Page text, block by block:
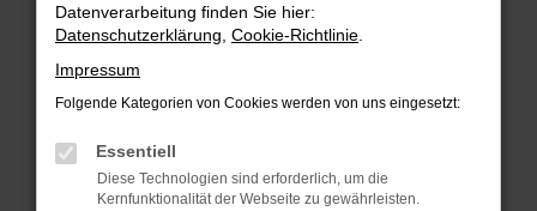
Überprüfe deine Firewall und deine
Laden andere Webseiten, zum Beispiel deine
Suchmaschine?
Prüfe deine Browsererweiterungen.
Manche Erweiterungen, wie Werbeblocker,
können das Laden bestimmter Seiten
Datenverarbeitung finden Sie hier:
Datenschutzerklärung Cookie-Richtlinie
Impressum
Folgende Kategorien von Cookies werden von uns eingesetzt:
Essentiell
Diese Technologien sind erforderlich, um die
Kernfunktionalität der Webseite zu gewährleisten.